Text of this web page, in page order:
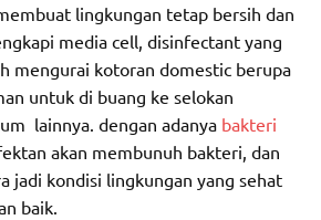
lingkungan tetap bersih dan
media cell, disinfectant yang
mengurai kotoran domestic berupa
untuk di buang ke selokan
lainnya. dengan adanya bakteri
akan membunuh bakteri, dan
jadi kondisi lingkungan yang sehat
baik.